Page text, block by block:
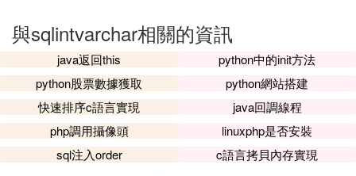
與sqlintvarchar相關的資訊
java返回this
python中的init方法
python股票數據獲取
python網站搭建
快速排序c語言實現
java回調線程
php調用攝像頭
linuxphp是否安裝
sql注入order
c語言拷貝內存實現